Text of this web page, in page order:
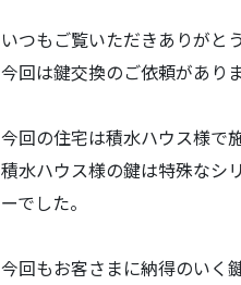
いつもご覧いただきありがと
今回は鍵交換のご依頼があり
今回の住宅は積水ハウス様で
積水ハウス様の鍵は特殊なシ
ーでした。
今回もお客さまに納得のいく